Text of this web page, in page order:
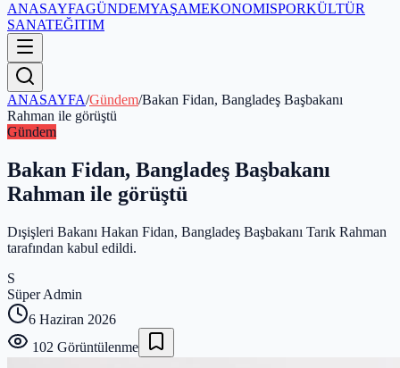
ANASAYFAGÜNDEMYAŞAMEKONOMISPORKÜLTÜR
SANATEĞITIM
ANASAYFA/Gündem/Bakan Fidan, Bangladeş Başbakanı
Rahman ile görüştü
Gündem
Bakan Fidan, Bangladeş Başbakanı
Rahman ile görüştü
Dışişleri Bakanı Hakan Fidan, Bangladeş Başbakanı Tarık Rahman
tarafından kabul edildi.
S
Süper Admin
6 Haziran 2026
102 Görüntülenme